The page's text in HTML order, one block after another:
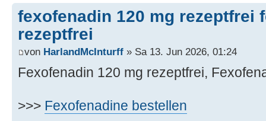
fexofenadin 120 mg rezeptfrei
rezeptfrei
von HarlandMcInturff » Sa 13. Jun 2026, 01:24
Fexofenadin 120 mg rezeptfrei,
>>> Fexofenadine bestellen